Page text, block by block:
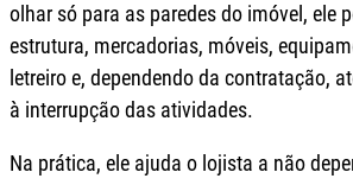
olhar só para as paredes do imóvel, ele
estrutura, mercadorias, móveis,
letreiro e, dependendo da contratação,
à interrupção das atividades.
Na prática, ele ajuda o lojista a não